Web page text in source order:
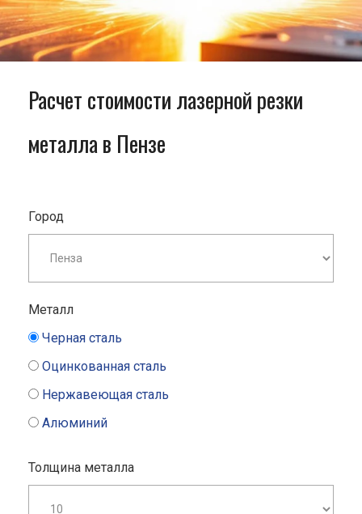
Расчет стоимости лазерной резки
металла в Пензе
Город
Металл
Черная сталь
Оцинкованная сталь
Нержавеющая сталь
Алюминий
Толщина металла